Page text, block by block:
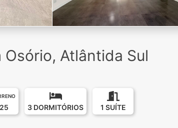
Osório, Atlântida Sul
3 DORMITÓRIOS 1 SUÍTE